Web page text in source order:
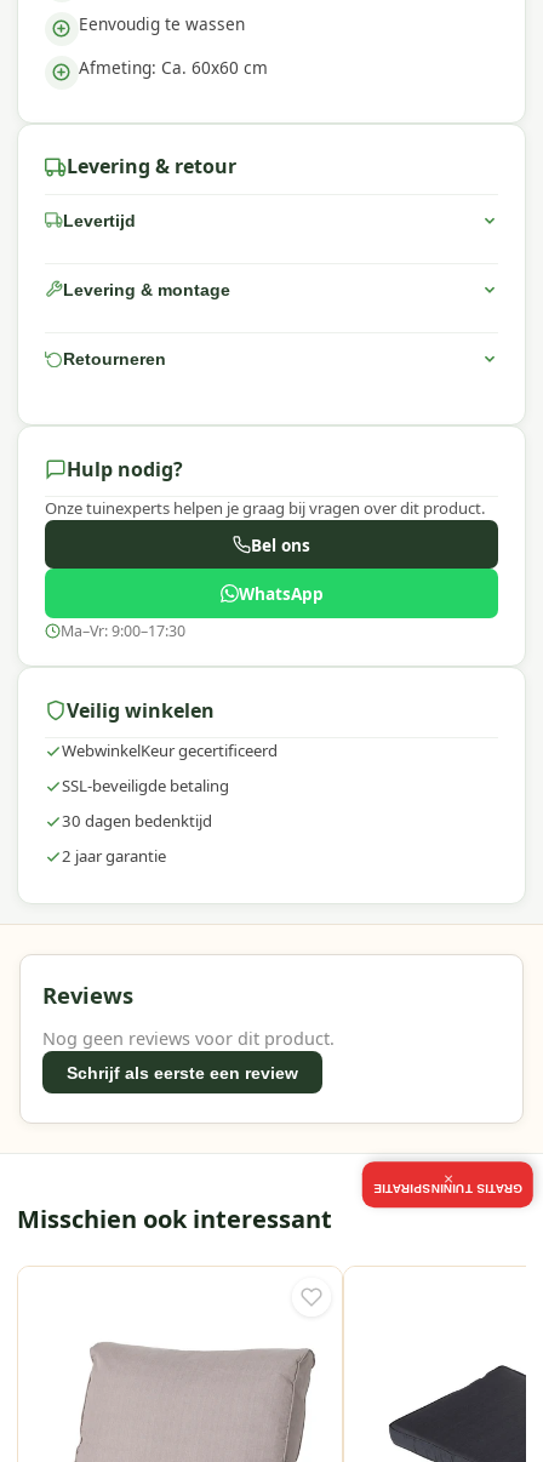
Eenvoudig te wassen
Afmeting: Ca. 60x60 cm
Levering & retour
Levertijd
Levering & montage
Retourneren
Hulp nodig?
Onze tuinexperts helpen je graag bij vragen over dit product.
Bel ons
WhatsApp
Ma–Vr: 9:00–17:30
Veilig winkelen
WebwinkelKeur gecertificeerd
SSL-beveiligde betaling
30 dagen bedenktijd
2 jaar garantie
Reviews
Nog geen reviews voor dit product.
Schrijf als eerste een review
Misschien ook interessant
GRATIS TUININSPIRATIE
×